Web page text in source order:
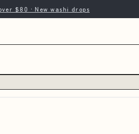
$80 · New washi drops